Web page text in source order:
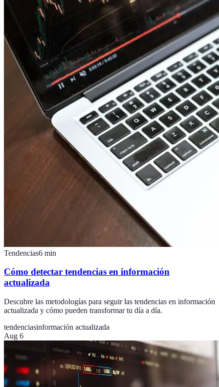
Tendencias6 min
Cómo detectar tendencias en información
actualizada
Descubre las metodologías para seguir las tendencias en información
actualizada y cómo pueden transformar tu día a día.
tendenciasinformación actualizada
Aug 6